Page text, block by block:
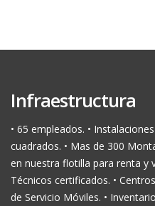
Infraestructura
• 65 empleados. •
cuadrados. • Mas de 300
en nuestra flotilla para renta y
Técnicos certificados. •
de Servicio Móviles. •